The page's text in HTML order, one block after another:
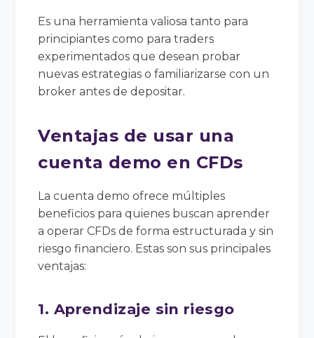
Es una herramienta valiosa tanto para
principiantes como para traders
experimentados que desean probar
nuevas estrategias o familiarizarse con un
broker antes de depositar.
Ventajas de usar una
cuenta demo en CFDs
La cuenta demo ofrece múltiples
beneficios para quienes buscan aprender
a operar CFDs de forma estructurada y sin
riesgo financiero. Estas son sus principales
ventajas:
1. Aprendizaje sin riesgo